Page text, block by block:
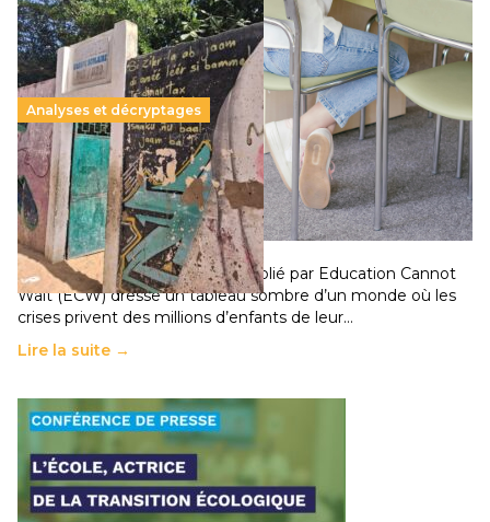
Analyses et décryptages
258 millions d’enfants victimes de la guerre, des
chocs climatiques et des déplacements de
population
11 juillet 2026- National
Un nouveau rapport mondial publié par Education Cannot
Wait (ECW) dresse un tableau sombre d’un monde où les
crises privent des millions d’enfants de leur…
Lire la suite →